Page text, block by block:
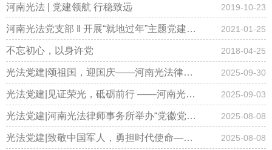
河南光法 | 党建领航 行稳致远 2019-10-23
河南光法党支部 ‖ 开展“就地过年”主题党建会
议，倡导春节期间少聚集、“云拜年”！
2021-01-25
不忘初心，以身许党 2018-04-25
光法党建|颂祖国，迎国庆——河南光法律师
事务所隆重召开国庆节庆祝大会
2025-09-30
光法党建|见证荣光，砥砺前行 ——河南光法
律师事务所律师集体观看阅兵仪式
2025-09-03
光法党建|河南光法律师事务所举办“党徽党旗
有规范，学习践行记心间”专题学习主题党日
2025-08-08
光法党建|致敬中国军人，勇担时代使命—— 2025-08-08